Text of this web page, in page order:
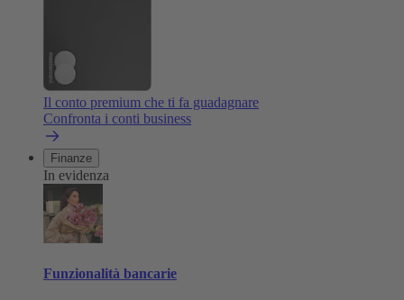
Il conto premium che ti fa guadagnare
Confronta i conti business
Finanze
In evidenza
Funzionalità bancarie